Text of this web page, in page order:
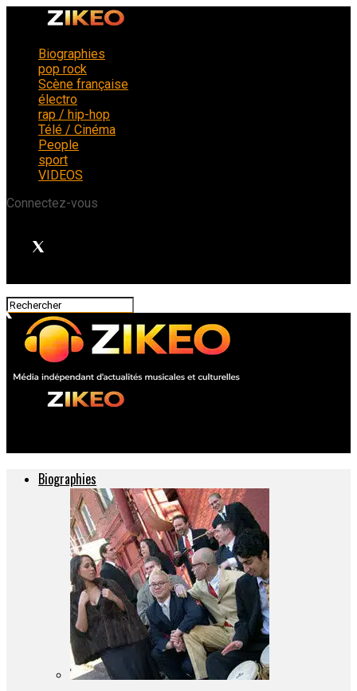
Biographies
pop rock
Scène française
électro
rap / hip-hop
Télé / Cinéma
People
sport
VIDEOS
Connectez-vous
Biographies